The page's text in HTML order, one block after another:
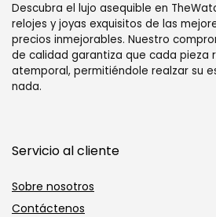
Descubra el lujo asequible en
relojes y joyas exquisitos de las
precios inmejorables. Nuestro
de calidad garantiza que cada pieza
atemporal, permitiéndole realzar su
nada.
Servicio al cliente
Sobre nosotros
Contáctenos